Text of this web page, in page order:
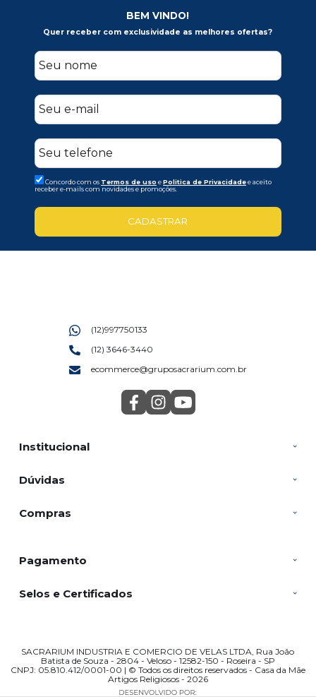
BEM VINDO!
Quer receber com exclusividade as melhores ofertas?
Concordo com os Termos de uso ePolitica de Privacidadee aceito
receber e-mails com novidades e promoções.
CADASTRAR
Institucional
Dúvidas
Compras
(12)997750133
(12) 3646-3440
ecommerce@gruposacrarium.com.br
Pagamento
Selos e Certificados
SACRARIUM INDUSTRIA E COMERCIO DE VELAS LTDA, Rua João
Batista de Souza - 2804 - Veloso - 12582-150 - Roseira - SP
CNPJ: 05.810.412/0001-00 | © Todos os direitos reservados - Casa da Mãe
Artigos Religiosos - 2026